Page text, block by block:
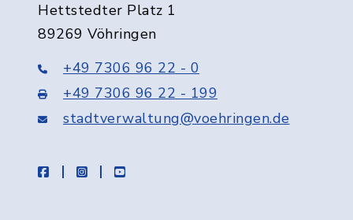
Hettstedter Platz 1
89269 Vöhringen
+49 7306 96 22 - 0
+49 7306 96 22 - 199
stadtverwaltung@voehringen.de
facebookinstagramyoutube